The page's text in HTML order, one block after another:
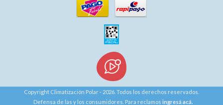
Copyright Climatización Polar - 2026. Todos los derechos reservados.
Defensa de las y los consumidores. Para reclamos ingresá acá.